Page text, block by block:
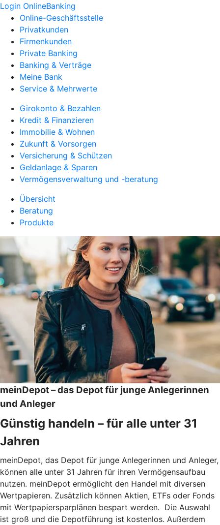
Login OnlineBanking
Online-Geschäftsstelle
Privatkunden
Firmenkunden
Private Banking
Banking & Verträge
Meine Bank
Service & Mehrwerte
Girokonto & Bezahlen
Kredit & Finanzieren
Immobilie & Wohnen
Zukunft & Vorsorgen
Versicherung & Schützen
Geldanlage & Sparen
Vermögensverwaltung und -beratung
Übersicht
Beratung
Produkte
meinDepot – das Depot für junge Anlegerinnen
und Anleger
Günstig handeln – für alle unter 31
Jahren
meinDepot, das Depot für junge Anlegerinnen und Anleger,
können alle unter 31 Jahren für ihren Vermögensaufbau
nutzen. meinDepot ermöglicht den Handel mit diversen
Wertpapieren. Zusätzlich können Aktien, ETFs oder Fonds
mit Wertpapiersparplänen bespart werden. Die Auswahl
ist groß und die Depotführung ist kostenlos. Außerdem